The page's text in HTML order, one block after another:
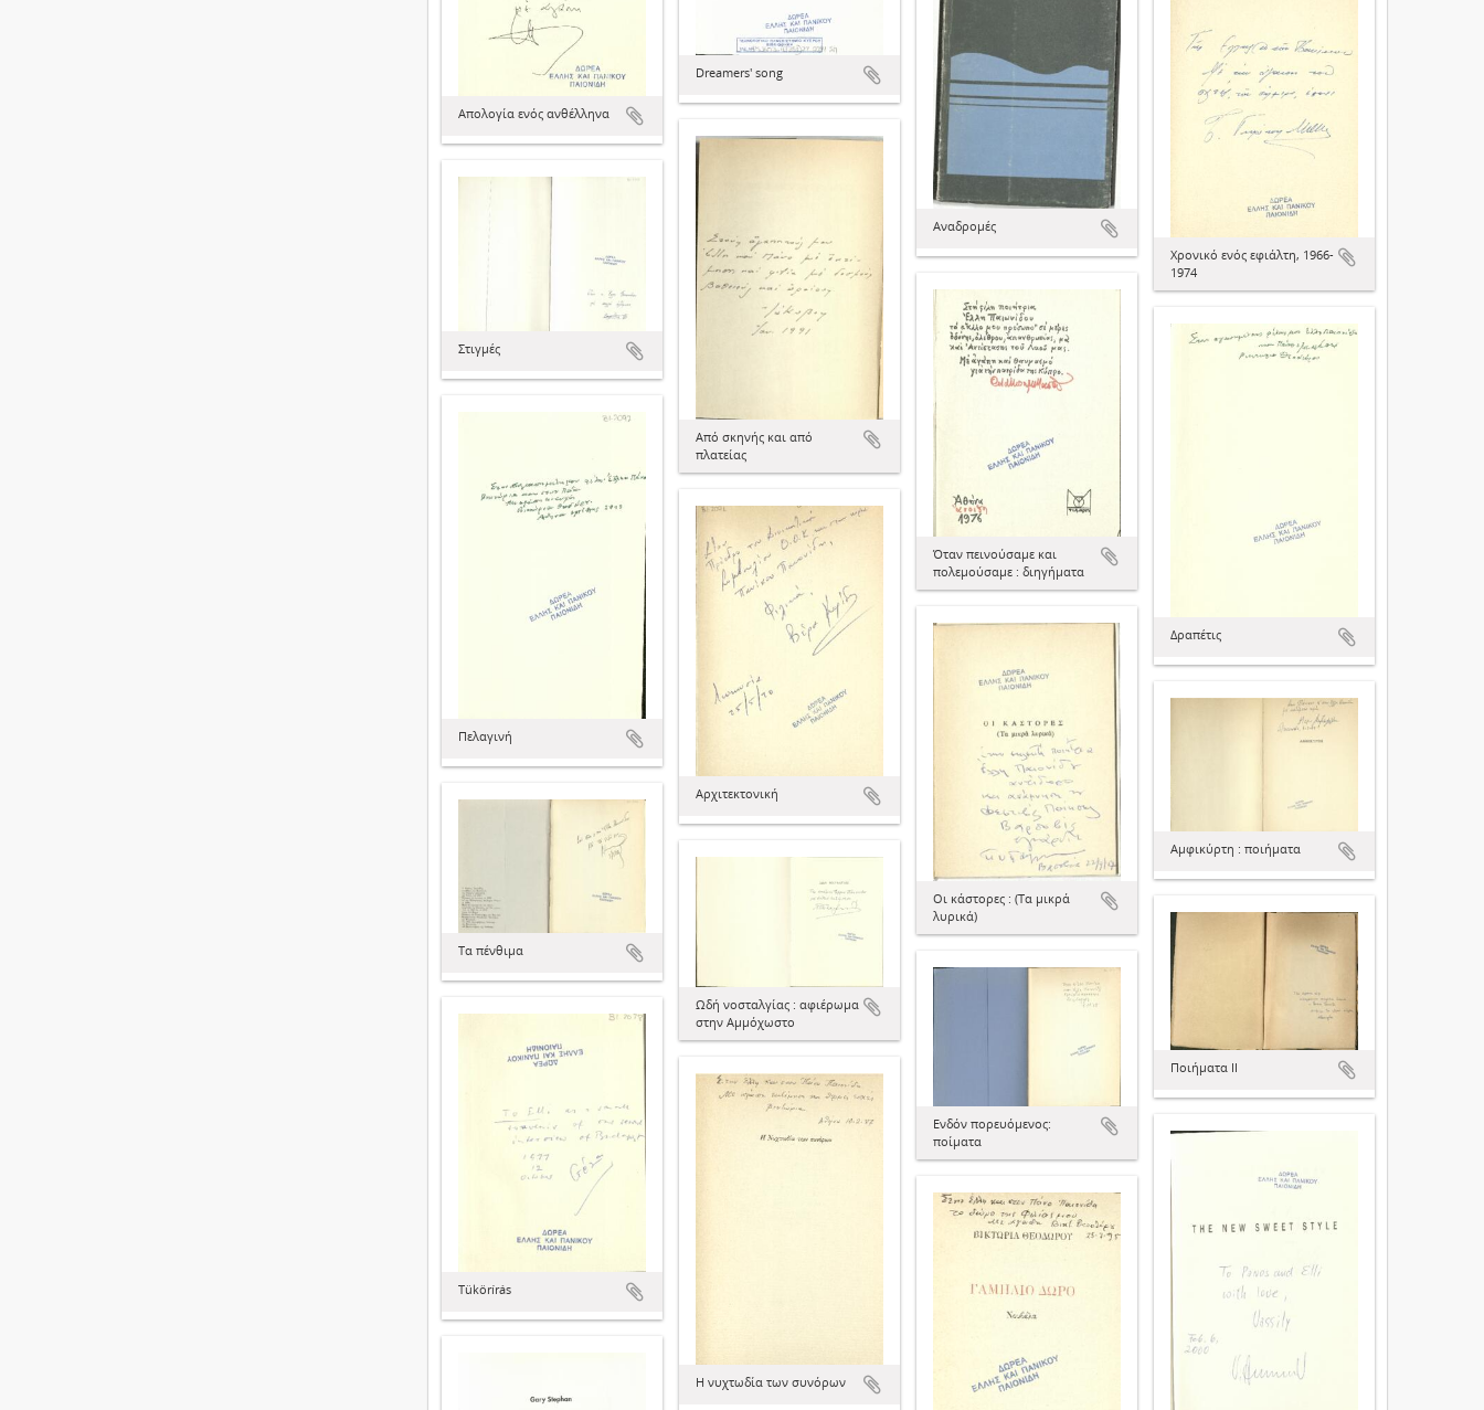
Dreamers' song
Απολογία ενός ανθέλληνα
Αναδρομές
Χρονικό ενός εφιάλτη, 1966-
1974
Από σκηνής και από
πλατείας
Στιγμές
Όταν πεινούσαμε και
πολεμούσαμε : διηγήματα
Δραπέτις
Πελαγινή
Αρχιτεκτονική
Οι κάστορες : (Τα μικρά
λυρικά)
Αμφικύρτη : ποιήματα
Τα πένθιμα
Ωδή νοσταλγίας : αφιέρωμα
στην Αμμόχωστο
Ποιήματα ΙΙ
Ενδόν πορευόμενος:
ποίματα
Tükörírás
Η νυχτωδία των συνόρων